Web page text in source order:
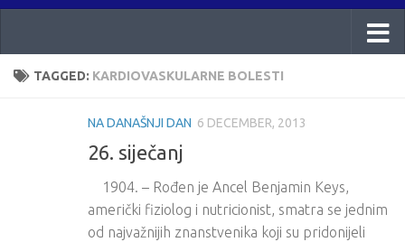
TAGGED: KARDIOVASKULARNE BOLESTI
NA DANAŠNJI DAN 6 DECEMBER, 2013
26. siječanj
1904. – Rođen je Ancel Benjamin Keys,
američki fiziolog i nutricionist, smatra se jednim
od najvažnijih znanstvenika koji su pridonijeli